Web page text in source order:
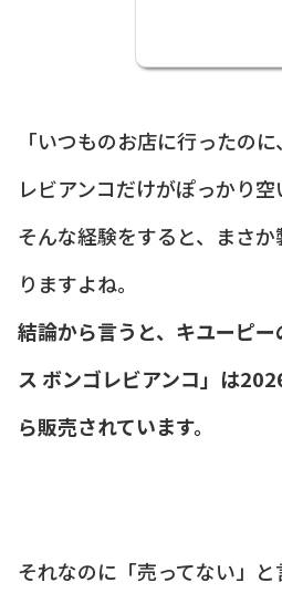
「いつものお店に行ったの
レビアンコだけがぽっかり空
そんな経験をすると、まさ
りますよね。
結論から言うと、キユーピ
ス ボンゴレビアンコ」は
ら販売されています。
それなのに「売ってない」